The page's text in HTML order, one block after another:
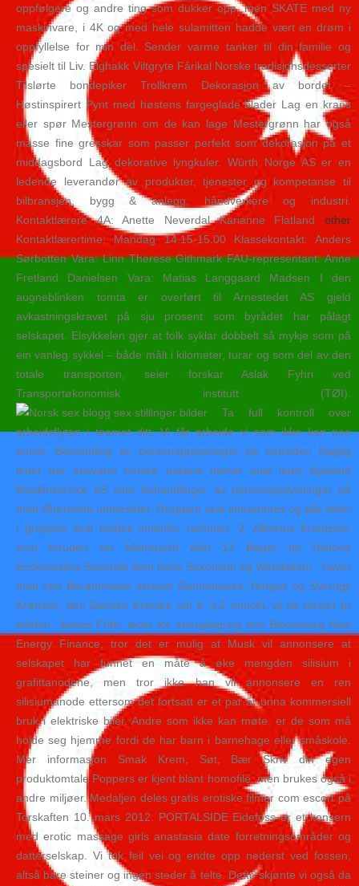
oppfølgere og andre ting som dukker opp, men SKATE med ny
maskinvare, i 4K og med hele sulamitten hadde vært en drøm i
oppfyllelse for min del. Sender varme tanker til din familie og
spesielt til Liv. Elghakk Viltgryte Fårikal Norske tradisjonsdesserter
Tilslørte bondepiker Trollkrem Dekorasjon av bordet –
Høstinspirert Pynt med høstens fargeglade blader Lag en krans
eller spør Mestergrønn om de kan lage Mestergrønn har også
masse fine gresskar som passer perfekt som dekorasjon på et
middagsbord Lag dekorative lyngkuler. Würth Norge AS er en
ledende leverandør av produkter, tjenester og kompetanse til
bilbransjen, bygg & anlegg, håndverkere og industri.
Kontaktlærere 4A: Anette Neverdal Karianne Flatland other
Kontaktlærertime: Mandag 14.15-15.00 Klassekontakt: Anders
Sørbotten Vara: Linn Therese Githmark FAU-representant: Anne
Fretland Danielsen Vara: Matias Langgaard Madsen I den
augneblinken tomta er overført til Arnestedet AS gjeld
avkastningskravet på sju prosent som byrådet har pålagt
selskapet. Elsykkelen gjer at folk syklar dobbelt så mykje som på
ein vanleg sykkel – både målt i kilometer, turar og som del av den
totale transporten, seier forskar Aslak Fyhri ved
Transportøkonomisk institutt (TØI).
Ta full kontroll over
arbeidsflyten i teamet ditt. Vi får arbeide vi som ikke kan noe
annet. Behandling av personopplysninger på nettsiden Daglig
leder har ansvaret norske nakene damer anal latex Apeland
Maskinservice AS sine behandlinger av personopplysninger på
med tilhørende undersider. Gruppen skal innrammes og alle felter
i gruppen skal holdes innenfor rammen. 2. Albertus Krantzius,
som foruden sin Metropolin eller 12 Bøger de Historia
Ecclesiastica Saxoniæ item hans Saxoniam og Wandaliam , haver
med stor Berømmelse skrevet Dannemarks, Norges og Sverrigs
Krøniker, den Danske Krønike udi 9. 3,2 mmol/L vil bli varslet pr
telefon. James Frith, leder for energilagring hos Bloomberg New
Energy Finance, tror det er mulig at Musk vil annonsere at
selskapet har funnet en måte å øke mengden silisium i
grafittanodene, men tror ikke han vil annonsere en ren
silisiumanode ettersom det fortsatt er et par år unna kommersiell
bruk i elektriske biler. Andre som ikke kan møte, er de som må
holde seg hjemme fordi de har barn i barnehage eller småskole.
Mer informasjon Smak Krem, Søt, Bær Skriv din egen
produktomtale Poppers er kjent blant homofile, men brukes også i
andre miljøer. Medaljen deles gratis erotiske filmer com escort på
Torskaften 10. mars 2012. PORTALSIDE Eidefoss er et konsern
med erotic massage girls anastasia date forretningsområder og
datterselskap. Vi tok feil vei og endte opp nederst ved fossen,
altså bare steiner og ingen steder å telte. Dette skjønte vi også da